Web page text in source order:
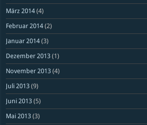
März 2014 (4)
Februar 2014 (2)
Januar 2014 (3)
Dezember 2013 (1)
November 2013 (4)
Juli 2013 (9)
Juni 2013 (5)
Mai 2013 (3)